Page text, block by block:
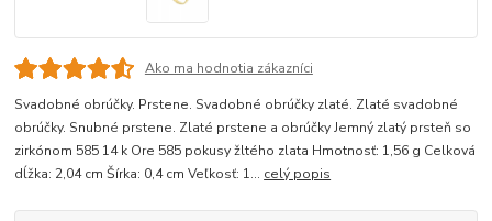
Ako ma hodnotia zákazníci
Svadobné obrúčky. Prstene. Svadobné obrúčky zlaté. Zlaté svadobné
obrúčky. Snubné prstene. Zlaté prstene a obrúčky Jemný zlatý prsteň so
zirkónom 585 14 k Ore 585 pokusy žltého zlata Hmotnosť: 1,56 g Celková
dĺžka: 2,04 cm Šírka: 0,4 ​​cm Veľkosť: 1... celý popis